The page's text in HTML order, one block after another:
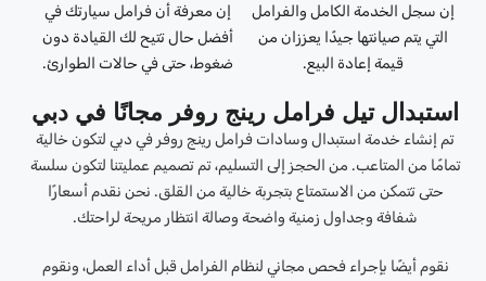
إن سجل الخدمة الكامل والفرامل
التي يتم صيانتها جيدًا يعززان من
قيمة إعادة البيع.
إن معرفة أن فرامل سيارتك في
أفضل حال تتيح لك القيادة دون
ضغوط، حتى في حالات الطوارئ.
استبدال تيل فرامل رينج روفر مجانًا في دبي
تم إنشاء خدمة استبدال وسادات فرامل رينج روفر في دبي لتكون خالية
تمامًا من المتاعب. من الحجز إلى التسليم، تم تصميم عمليتنا لتكون سلسة
حتى تتمكن من الاستمتاع بتجربة خالية من القلق. نحن نقدم أسعارًا
شفافة وجداول زمنية واضحة وصالة انتظار مريحة لراحتك.
نقوم أيضًا بإجراء فحص مجاني لنظام الفرامل قبل أداء العمل، ونقوم